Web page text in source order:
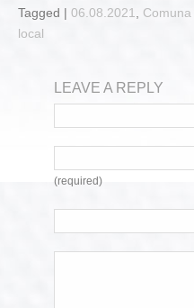
Tagged | 06.08.2021
local
LEAVE A REPLY
(required)